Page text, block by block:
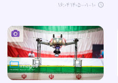
۱۴۰۵-۰۱-۱۰ ۱۶:۰۴